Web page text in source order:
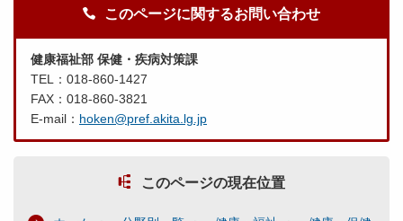
このページに関するお問い合わせ
健康福祉部 保健・疾病対策課
TEL：018-860-1427
FAX：018-860-3821
E-mail： hoken@pref.akita.lg.jp
このページの現在位置